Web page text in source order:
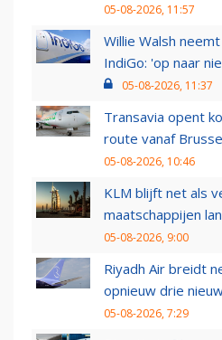
05-08-2026, 11:57
Willie Walsh
IndiGo: 'op naar
05-08-2026, 11:37
Transavia opent
route vanaf
05-08-2026, 10:46
KLM blijft net als
maatschappijen
05-08-2026, 9:00
Riyadh Air breidt
opnieuw drie
05-08-2026, 7:29